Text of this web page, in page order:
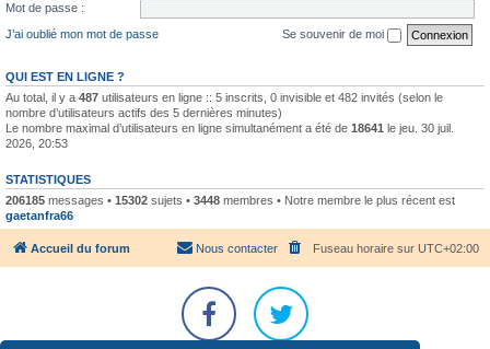
Mot de passe :
J’ai oublié mon mot de passe
Se souvenir de moi
QUI EST EN LIGNE ?
Au total, il y a 487 utilisateurs en ligne :: 5 inscrits, 0 invisible et 482 invités (selon le
nombre d’utilisateurs actifs des 5 dernières minutes)
Le nombre maximal d’utilisateurs en ligne simultanément a été de 18641 le jeu. 30 juil.
2026, 20:53
STATISTIQUES
206185 messages • 15302 sujets • 3448 membres • Notre membre le plus récent est
gaetanfra66
Accueil du forum Fuseau horaire sur UTC+02:00
Nous contacter